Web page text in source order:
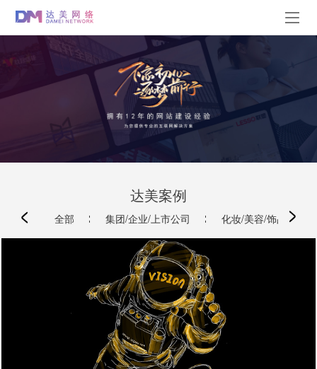
达美案例
全部 集团/企业/上市公司 化妆/美容/饰品